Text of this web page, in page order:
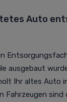
Auto
ausgebaut
Ihr altes Auto
Fahrzeugen sind